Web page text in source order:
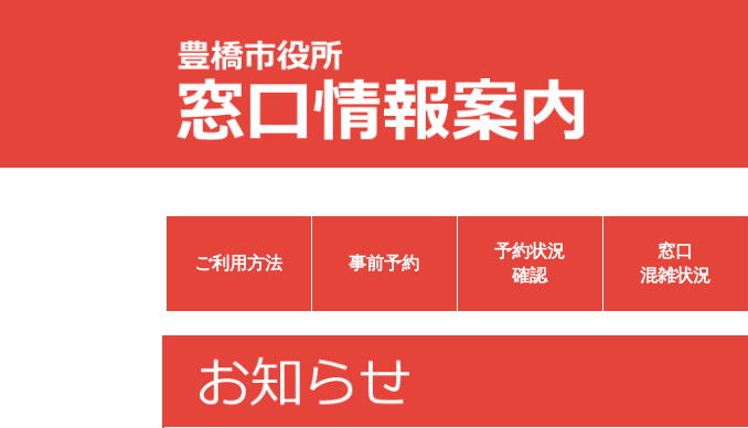
ご利用方法 事前予約
予約状況
確認
窓口
混雑状況